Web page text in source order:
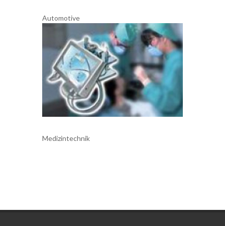
Automotive
Medizintechnik